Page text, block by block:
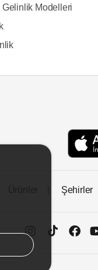
Gelinlik Modelleri
Şehirler